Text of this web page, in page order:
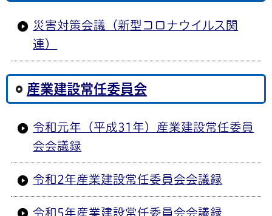
災害対策会議（新型コロナウイルス関
連）
産業建設常任委員会
令和元年（平成31年）産業建設常任委員
会会議録
令和2年産業建設常任委員会会議録
令和5年産業建設常任委員会会議録